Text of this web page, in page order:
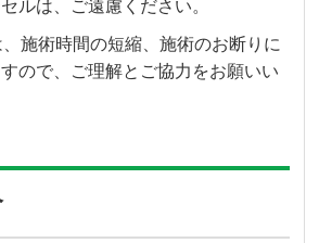
ルは、ご遠慮ください。
施術時間の短縮、施術のお断りに
ので、ご理解とご協力をお願いい